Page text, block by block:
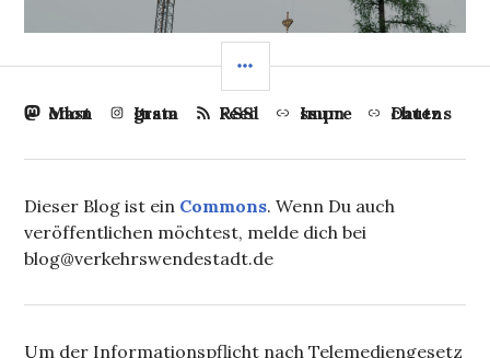
Mastodon Instagram RSS Feed Impressum Datenschutz
Dieser Blog ist ein Commons. Wenn Du auch
veröffentlichen möchtest, melde dich bei
blog@verkehrswendestadt.de
Um der Informationspflicht nach Telemediengesetz